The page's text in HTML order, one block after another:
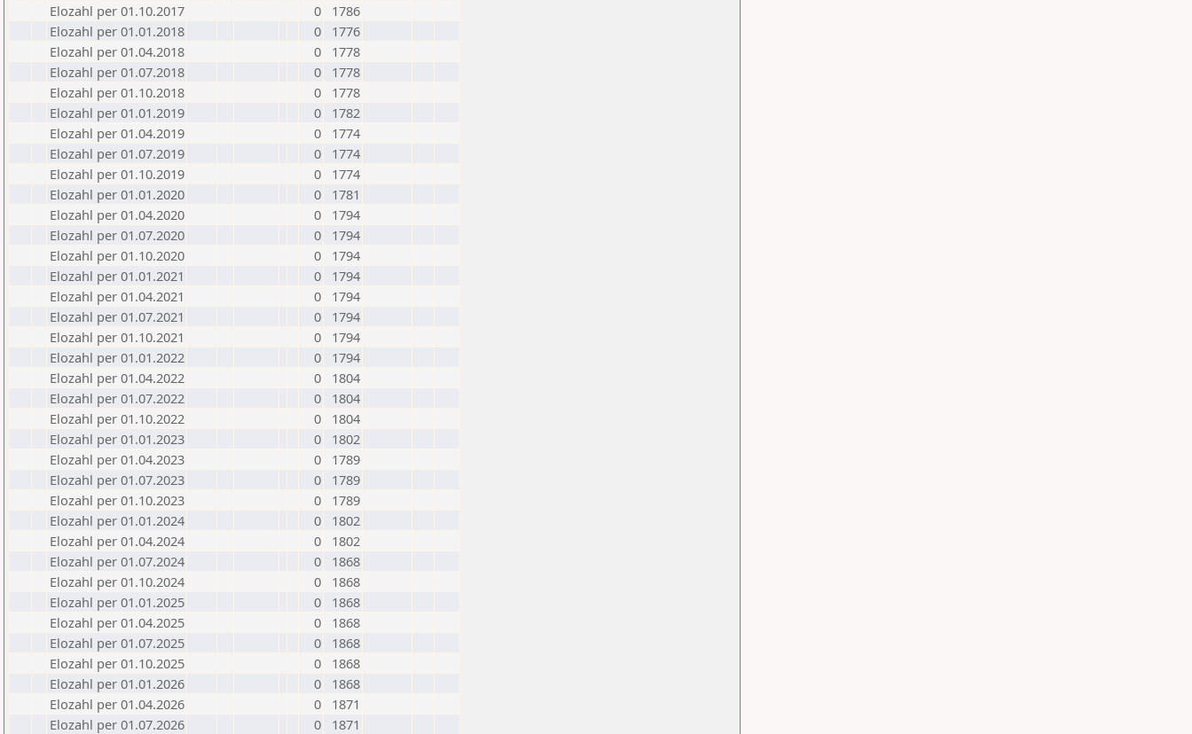
Elozahl per 01.10.2017
0
1786
Elozahl per 01.01.2018
0
1776
Elozahl per 01.04.2018
0
1778
Elozahl per 01.07.2018
0
1778
Elozahl per 01.10.2018
0
1778
Elozahl per 01.01.2019
0
1782
Elozahl per 01.04.2019
0
1774
Elozahl per 01.07.2019
0
1774
Elozahl per 01.10.2019
0
1774
Elozahl per 01.01.2020
0
1781
Elozahl per 01.04.2020
0
1794
Elozahl per 01.07.2020
0
1794
Elozahl per 01.10.2020
0
1794
Elozahl per 01.01.2021
0
1794
Elozahl per 01.04.2021
0
1794
Elozahl per 01.07.2021
0
1794
Elozahl per 01.10.2021
0
1794
Elozahl per 01.01.2022
0
1794
Elozahl per 01.04.2022
0
1804
Elozahl per 01.07.2022
0
1804
Elozahl per 01.10.2022
0
1804
Elozahl per 01.01.2023
0
1802
Elozahl per 01.04.2023
0
1789
Elozahl per 01.07.2023
0
1789
Elozahl per 01.10.2023
0
1789
Elozahl per 01.01.2024
0
1802
Elozahl per 01.04.2024
0
1802
Elozahl per 01.07.2024
0
1868
Elozahl per 01.10.2024
0
1868
Elozahl per 01.01.2025
0
1868
Elozahl per 01.04.2025
0
1868
Elozahl per 01.07.2025
0
1868
Elozahl per 01.10.2025
0
1868
Elozahl per 01.01.2026
0
1868
Elozahl per 01.04.2026
0
1871
Elozahl per 01.07.2026
0 1871